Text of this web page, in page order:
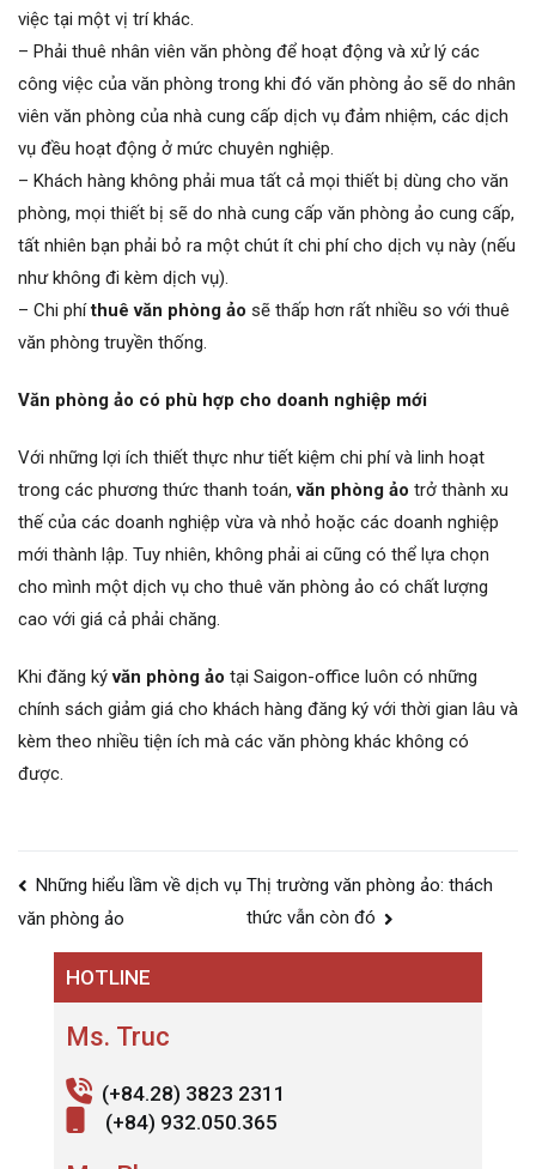
việc tại một vị trí khác.
– Phải thuê nhân viên văn phòng để hoạt động và xử lý các
công việc của văn phòng trong khi đó văn phòng ảo sẽ do nhân
viên văn phòng của nhà cung cấp dịch vụ đảm nhiệm, các dịch
vụ đều hoạt động ở mức chuyên nghiệp.
– Khách hàng không phải mua tất cả mọi thiết bị dùng cho văn
phòng, mọi thiết bị sẽ do nhà cung cấp văn phòng ảo cung cấp,
tất nhiên bạn phải bỏ ra một chút ít chi phí cho dịch vụ này (nếu
như không đi kèm dịch vụ).
– Chi phíthuê văn phòng ảo sẽ thấp hơn rất nhiều so với thuê
văn phòng truyền thống.
Văn phòng ảo có phù hợp cho doanh nghiệp mới
Với những lợi ích thiết thực như tiết kiệm chi phí và linh hoạt
trong các phương thức thanh toán,văn phòng ảo trở thành xu
thế của các doanh nghiệp vừa và nhỏ hoặc các doanh nghiệp
mới thành lập. Tuy nhiên, không phải ai cũng có thể lựa chọn
cho mình một dịch vụ cho thuê văn phòng ảo có chất lượng
cao với giá cả phải chăng.
Khi đăng kývăn phòng ảo tại Saigon-office luôn có những
chính sách giảm giá cho khách hàng đăng ký với thời gian lâu và
kèm theo nhiều tiện ích mà các văn phòng khác không có
được.
Điều
hướng
Những hiểu lầm về dịch vụ
văn phòng ảo
Thị trường văn phòng ảo: thách
thức vẫn còn đó
HOTLINE
Ms. Truc
(+84.28) 3823 2311
(+84) 932.050.365